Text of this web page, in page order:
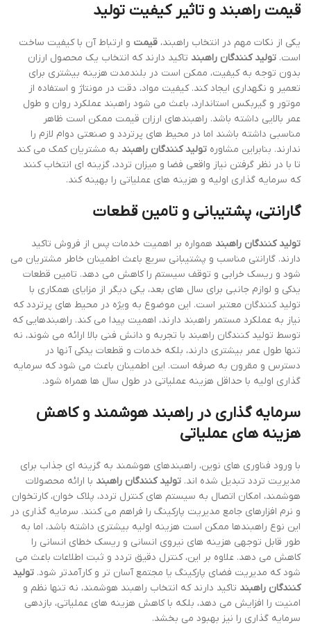
قیمت راهبند و تاثیر کیفیت تولید
یکی از نکات مهم در انتخاب راهبند، قیمت و ارتباط آن با کیفیت ساخت
است. تولید کنندگان راهبند تاکید دارند که انتخاب یک محصول ارزان
بدون توجه به کیفیت، ممکن است در بلندمدت هزینه بیشتری برای
تعمیر و نگهداری ایجاد کند. کیفیت مواد، دقت در مونتاژ و استفاده از
موتور و گیربکس استاندارد، باعث می شود راهبند عملکرد روان و طول
عمر بالایی داشته باشد. راهبندهای ارزان قیمت ممکن است ظاهر
مناسبی داشته باشند اما در محیط های پرتردد و صنعتی دوام لازم را
ندارند. بنابراین مشاوره تولید کنندگان راهبند به مشتریان کمک می کند
تا با در نظر گرفتن نیاز واقعی فضا و میزان تردد، گزینه ای انتخاب کنند
که سرمایه گذاری اولیه و هزینه های عملیاتی را بهینه کند.
گارانتی، پشتیبانی و تامین قطعات
تولید کنندگان راهبند همواره بر اهمیت خدمات پس از فروش تاکید
دارند. گارانتی مناسب و پشتیبانی سریع باعث اطمینان خاطر مشتریان می
شود و ریسک خرابی و توقف سیستم را کاهش می دهد. تامین قطعات
یدکی و لوازم جانبی برای سال های بعد، یکی دیگر از مزایای همکاری با
تولید کنندگان معتبر است. این موضوع به ویژه در محیط های پرتردد که
نیاز به عملکرد مستمر راهبند دارند، اهمیت پیدا می کند. راهبندهایی که
توسط تولید کنندگان راهبند با تجربه و دانش فنی بالا ارائه می شوند، نه
تنها طول عمر بیشتری دارند، بلکه خدمات و قطعات یدکی آنها در
دسترس و مقرون به صرفه است. این اطمینان باعث می شود که سرمایه
گذاری اولیه با حداقل هزینه عملیاتی در طول سال ها همراه شود.
سرمایه گذاری در راهبند هوشمند و کاهش
هزینه های عملیاتی
با ورود فناوری های نوین، راهبندهای هوشمند به گزینه ای جذاب برای
مدیریت تردد تبدیل شده اند. تولید کنندگان راهبند با ارائه محصولات
هوشمند، امکان اتصال به سیستم های کنترل تردد، پلاک خوان، کارتخوان
و نرم افزارهای جامع مدیریت پارکینگ را فراهم می کنند. سرمایه گذاری در
این نوع راهبندها ممکن است هزینه اولیه بیشتری داشته باشد، اما به
طور قابل توجهی هزینه های نیروی انسانی و ریسک خطای انسانی را
کاهش می دهد. علاوه بر این، کنترل دقیق تردد و ثبت اطلاعات باعث می
شود که مدیریت فضای پارکینگ یا مجتمع آسان تر و کارآمدتر شود. تولید
کنندگان راهبند تاکید دارند که انتخاب راهبند هوشمند، نه تنها نظم و
امنیت را افزایش می دهد، بلکه با کاهش هزینه های عملیاتی، بازدهی
سرمایه گذاری را نیز بهبود می بخشد.